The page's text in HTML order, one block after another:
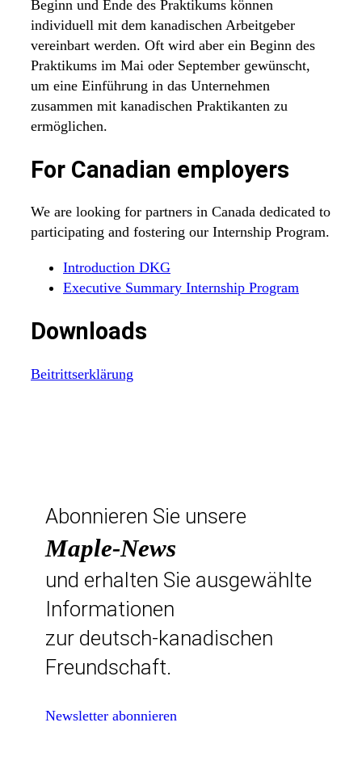
Beginn und Ende des Praktikums können
individuell mit dem kanadischen Arbeitgeber
vereinbart werden. Oft wird aber ein Beginn des
Praktikums im Mai oder September gewünscht,
um eine Einführung in das Unternehmen
zusammen mit kanadischen Praktikanten zu
ermöglichen.
For Canadian employers
We are looking for partners in Canada dedicated to
participating and fostering our Internship Program.
Introduction DKG
Executive Summary Internship Program
Downloads
Beitrittserklärung
Abonnieren Sie unsere
Maple-News
und erhalten Sie ausgewählte
Informationen
zur deutsch-kanadischen
Freundschaft.
Newsletter abonnieren